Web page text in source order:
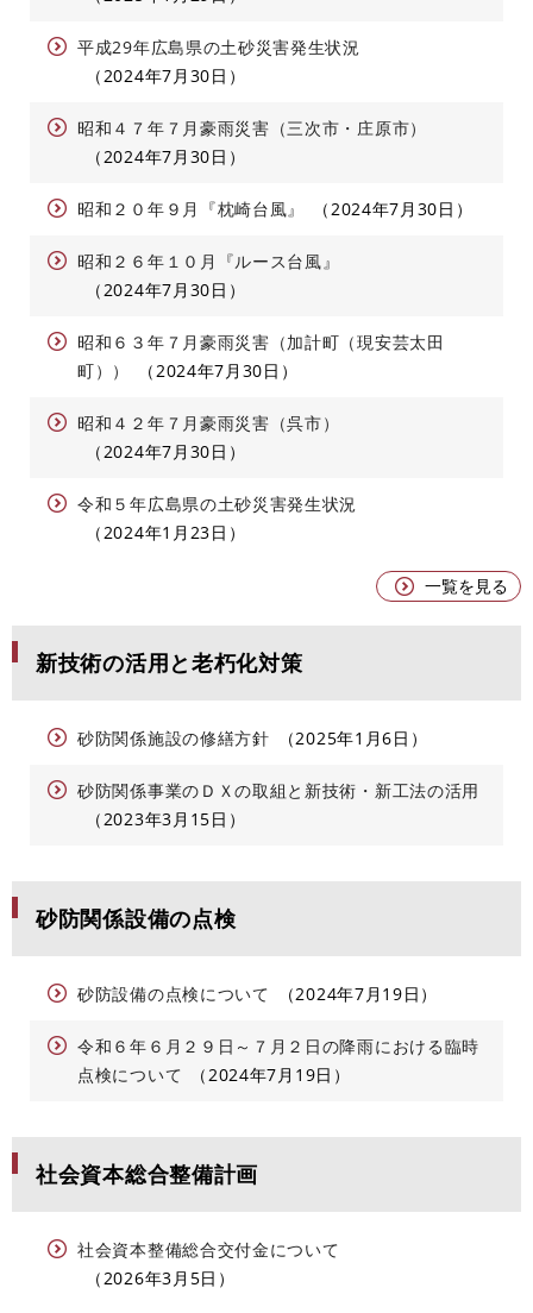
平成29年広島県の土砂災害発生状況
2024年7月30日
昭和４７年７月豪雨災害（三次市・庄原市）
2024年7月30日
昭和２０年９月『枕崎台風』 2024年7月30日
昭和２６年１０月『ルース台風』
2024年7月30日
昭和６３年７月豪雨災害（加計町（現安芸太田
町））
2024年7月30日
昭和４２年７月豪雨災害（呉市）
2024年7月30日
令和５年広島県の土砂災害発生状況
2024年1月23日
一覧を見る
新技術の活用と老朽化対策
砂防関係施設の修繕方針 2025年1月6日
砂防関係事業のＤＸの取組と新技術・新工法の活用
2023年3月15日
砂防関係設備の点検
砂防設備の点検について 2024年7月19日
令和６年６月２９日～７月２日の降雨における臨時
点検について
2024年7月19日
社会資本総合整備計画
社会資本整備総合交付金について
2026年3月5日